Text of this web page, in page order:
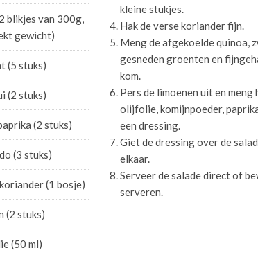
blikjes van 300g,
gewicht)
(5 stuks)
(2 stuks)
(2 stuks)
(3 stuks)
(1 bosje)
(2 stuks)
(50 ml)
kleine stukjes.
Hak de verse koriander fijn.
Meng de afgekoelde quinoa,
gesneden groenten en
kom.
Pers de limoenen uit en meng
olijfolie, komijnpoeder,
een dressing.
Giet de dressing over de
elkaar.
Serveer de salade direct of
serveren.